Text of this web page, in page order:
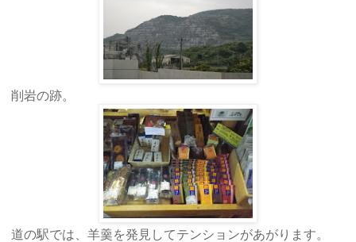
削岩の跡。
道の駅では、羊羹を発見してテンションがあがります。